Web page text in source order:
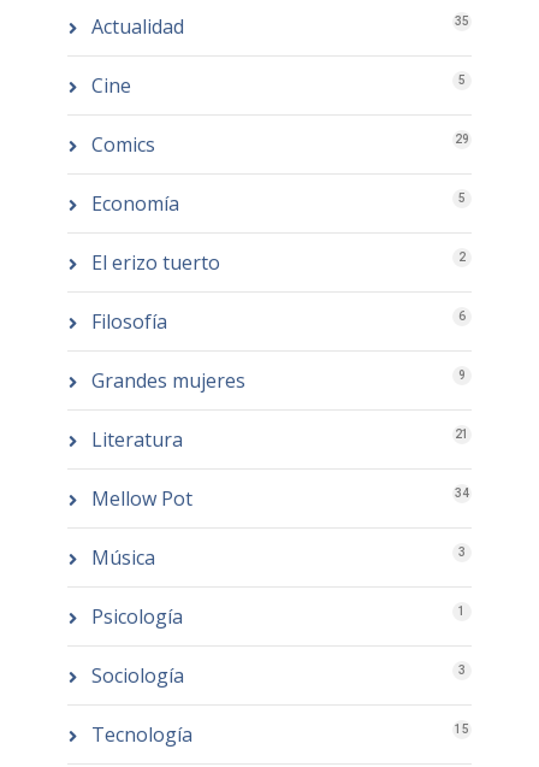
Actualidad 35
Cine 5
Comics 29
Economía 5
El erizo tuerto 2
Filosofía 6
Grandes mujeres 9
Literatura 21
Mellow Pot 34
Música 3
Psicología 1
Sociología 3
Tecnología 15